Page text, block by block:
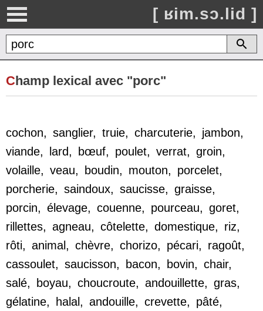
[ ʁim.sɔ.lid ]
Champ lexical avec "porc"
cochon, sanglier, truie, charcuterie, jambon,
viande, lard, bœuf, poulet, verrat, groin,
volaille, veau, boudin, mouton, porcelet,
porcherie, saindoux, saucisse, graisse,
porcin, élevage, couenne, pourceau, goret,
rillettes, agneau, côtelette, domestique, riz,
rôti, animal, chèvre, chorizo, pécari, ragoût,
cassoulet, saucisson, bacon, bovin, chair,
salé, boyau, choucroute, andouillette, gras,
gélatine, halal, andouille, crevette, pâté,